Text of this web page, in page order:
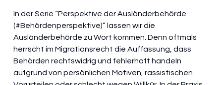
In der Serie “Perspektive der Ausländerbehörde
(#Behördenperspektive)” lassen wir die
Ausländerbehörde zu Wort kommen. Denn oftmals
herrscht im Migrationsrecht die Auffassung, dass
Behörden rechtswidrig und fehlerhaft handeln
aufgrund von persönlichen Motiven, rassistischen